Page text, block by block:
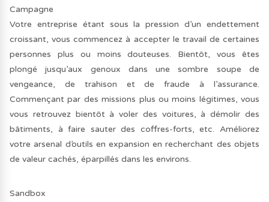
Campagne
Votre entreprise étant sous la pression d’un endettement
croissant, vous commencez à accepter le travail de certaines
personnes plus ou moins douteuses. Bientôt, vous êtes
plongé jusqu’aux genoux dans une sombre soupe de
vengeance, de trahison et de fraude à l’assurance.
Commençant par des missions plus ou moins légitimes, vous
vous retrouvez bientôt à voler des voitures, à démolir des
bâtiments, à faire sauter des coffres-forts, etc. Améliorez
votre arsenal d’outils en expansion en recherchant des objets
de valeur cachés, éparpillés dans les environs.
Sandbox